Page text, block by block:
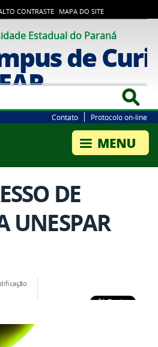
CONTRASTE MAPA DO SITE
Estadual do Paraná
de
Contato Protocolo on-line
DE
UNESPAR